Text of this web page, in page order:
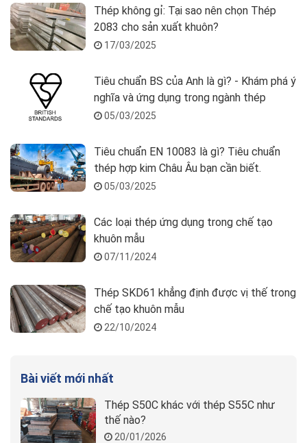
Thép không gỉ: Tại sao nên chọn Thép
2083 cho sản xuất khuôn?
17/03/2025
Tiêu chuẩn BS của Anh là gì? - Khám phá ý
nghĩa và ứng dụng trong ngành thép
05/03/2025
Tiêu chuẩn EN 10083 là gì? Tiêu chuẩn
thép hợp kim Châu Âu bạn cần biết.
05/03/2025
Các loại thép ứng dụng trong chế tạo
khuôn mẫu
07/11/2024
Thép SKD61 khẳng định được vị thế trong
chế tạo khuôn mẫu
22/10/2024
Bài viết mới nhất
Thép S50C khác với thép S55C như
thế nào?
20/01/2026